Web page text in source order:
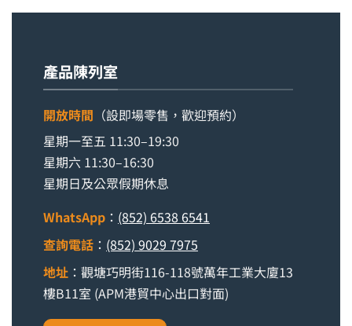
產品陳列室
開放時間 （設即場零售，歡迎預約）
星期一至五 11:30–19:30
星期六 11:30–16:30
星期日及公眾假期休息
WhatsApp ： (852) 6538 6541
查詢電話 ： (852) 9029 7975
地址 ：觀塘巧明街116-118號萬年工業大廈13
樓B11室 (APM港貿中心出口對面)